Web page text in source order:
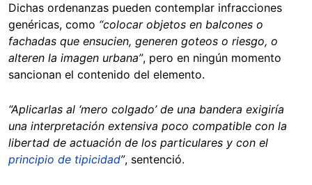
Dichas ordenanzas pueden contemplar infracciones
genéricas, como “colocar objetos en balcones o
fachadas que ensucien, generen goteos o riesgo, o
alteren la imagen urbana”, pero en ningún momento
sancionan el contenido del elemento.
“Aplicarlas al ‘mero colgado’ de una bandera exigiría
una interpretación extensiva poco compatible con la
libertad de actuación de los particulares y con el
principio de tipicidad”, sentenció.